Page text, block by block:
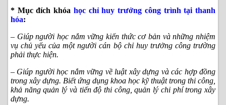
* Mục đích khóa học chỉ huy trưởng công trình tại thanh
hóa:
– Giúp người học nắm vững kiến thức cơ bản và những nhiệm
vụ chủ yếu của một người cán bộ chỉ huy trưởng công trường
phải thực hiện.
– Giúp người học nắm vững về luật xây dựng và các hợp đồng
trong xây dựng. Biết ứng dụng khoa học kỹ thuật trong thi công,
khả năng quản lý và tiến độ thi công, quản lý chi phí trong xây
dựng.